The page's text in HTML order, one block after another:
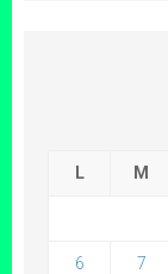
L M
6 7